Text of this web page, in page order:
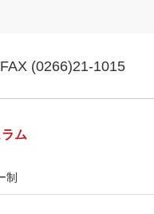
FAX (0266)21-1015
ム
制